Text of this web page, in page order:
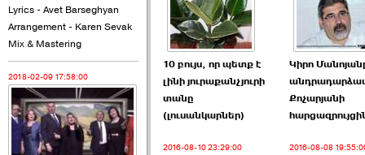
Ծառուկյանի փեսան
վնասել է ›››
2026-06-09 07:11:00
Lyrics - Avet Barseghyan
Arrangement - Karen Sevak
Mix & Mastering
2018-02-09 17:58:00
10 բույս, որ պետք է
լինի յուրաքանչյուրի
տանը
(լուսանկարներ)
Կիրո
Քոչարյանի
2016-08-10 23:29:00 2016-08-08